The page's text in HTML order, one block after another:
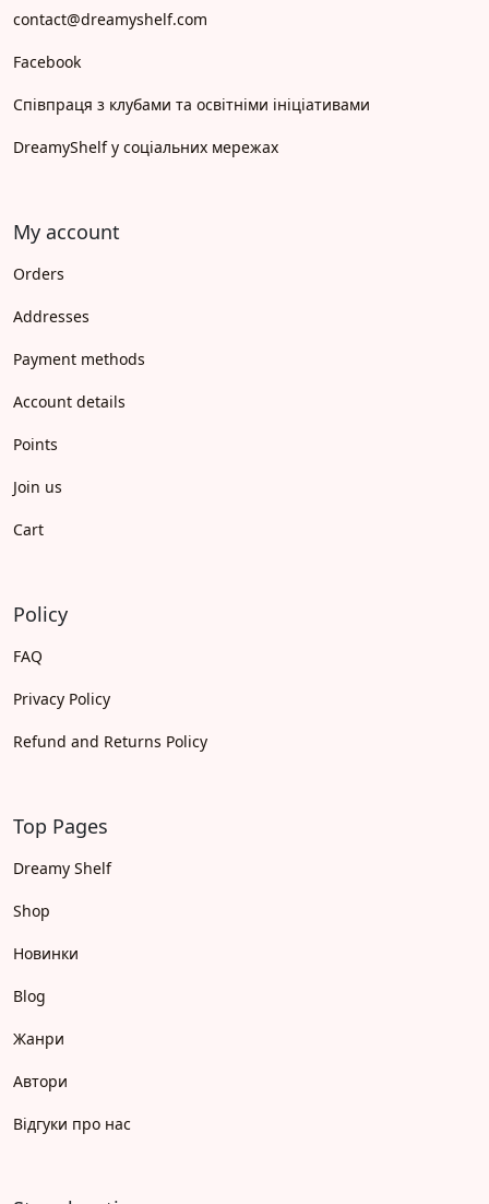
contact@dreamyshelf.com
Facebook
Співпраця з клубами та освітніми ініціативами
DreamyShelf у соціальних мережах
My account
Orders
Addresses
Payment methods
Account details
Points
Join us
Cart
Policy
FAQ
Privacy Policy
Refund and Returns Policy
Top Pages
Dreamy Shelf
Shop
Новинки
Blog
Жанри
Автори
Відгуки про нас